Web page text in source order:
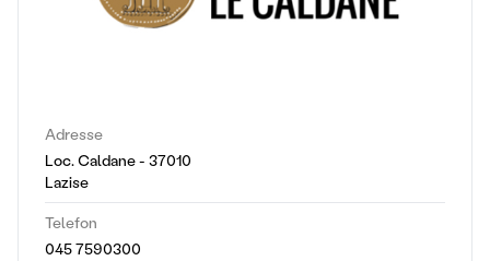
Adresse
Loc. Caldane - 37010
Lazise
Telefon
045 7590300